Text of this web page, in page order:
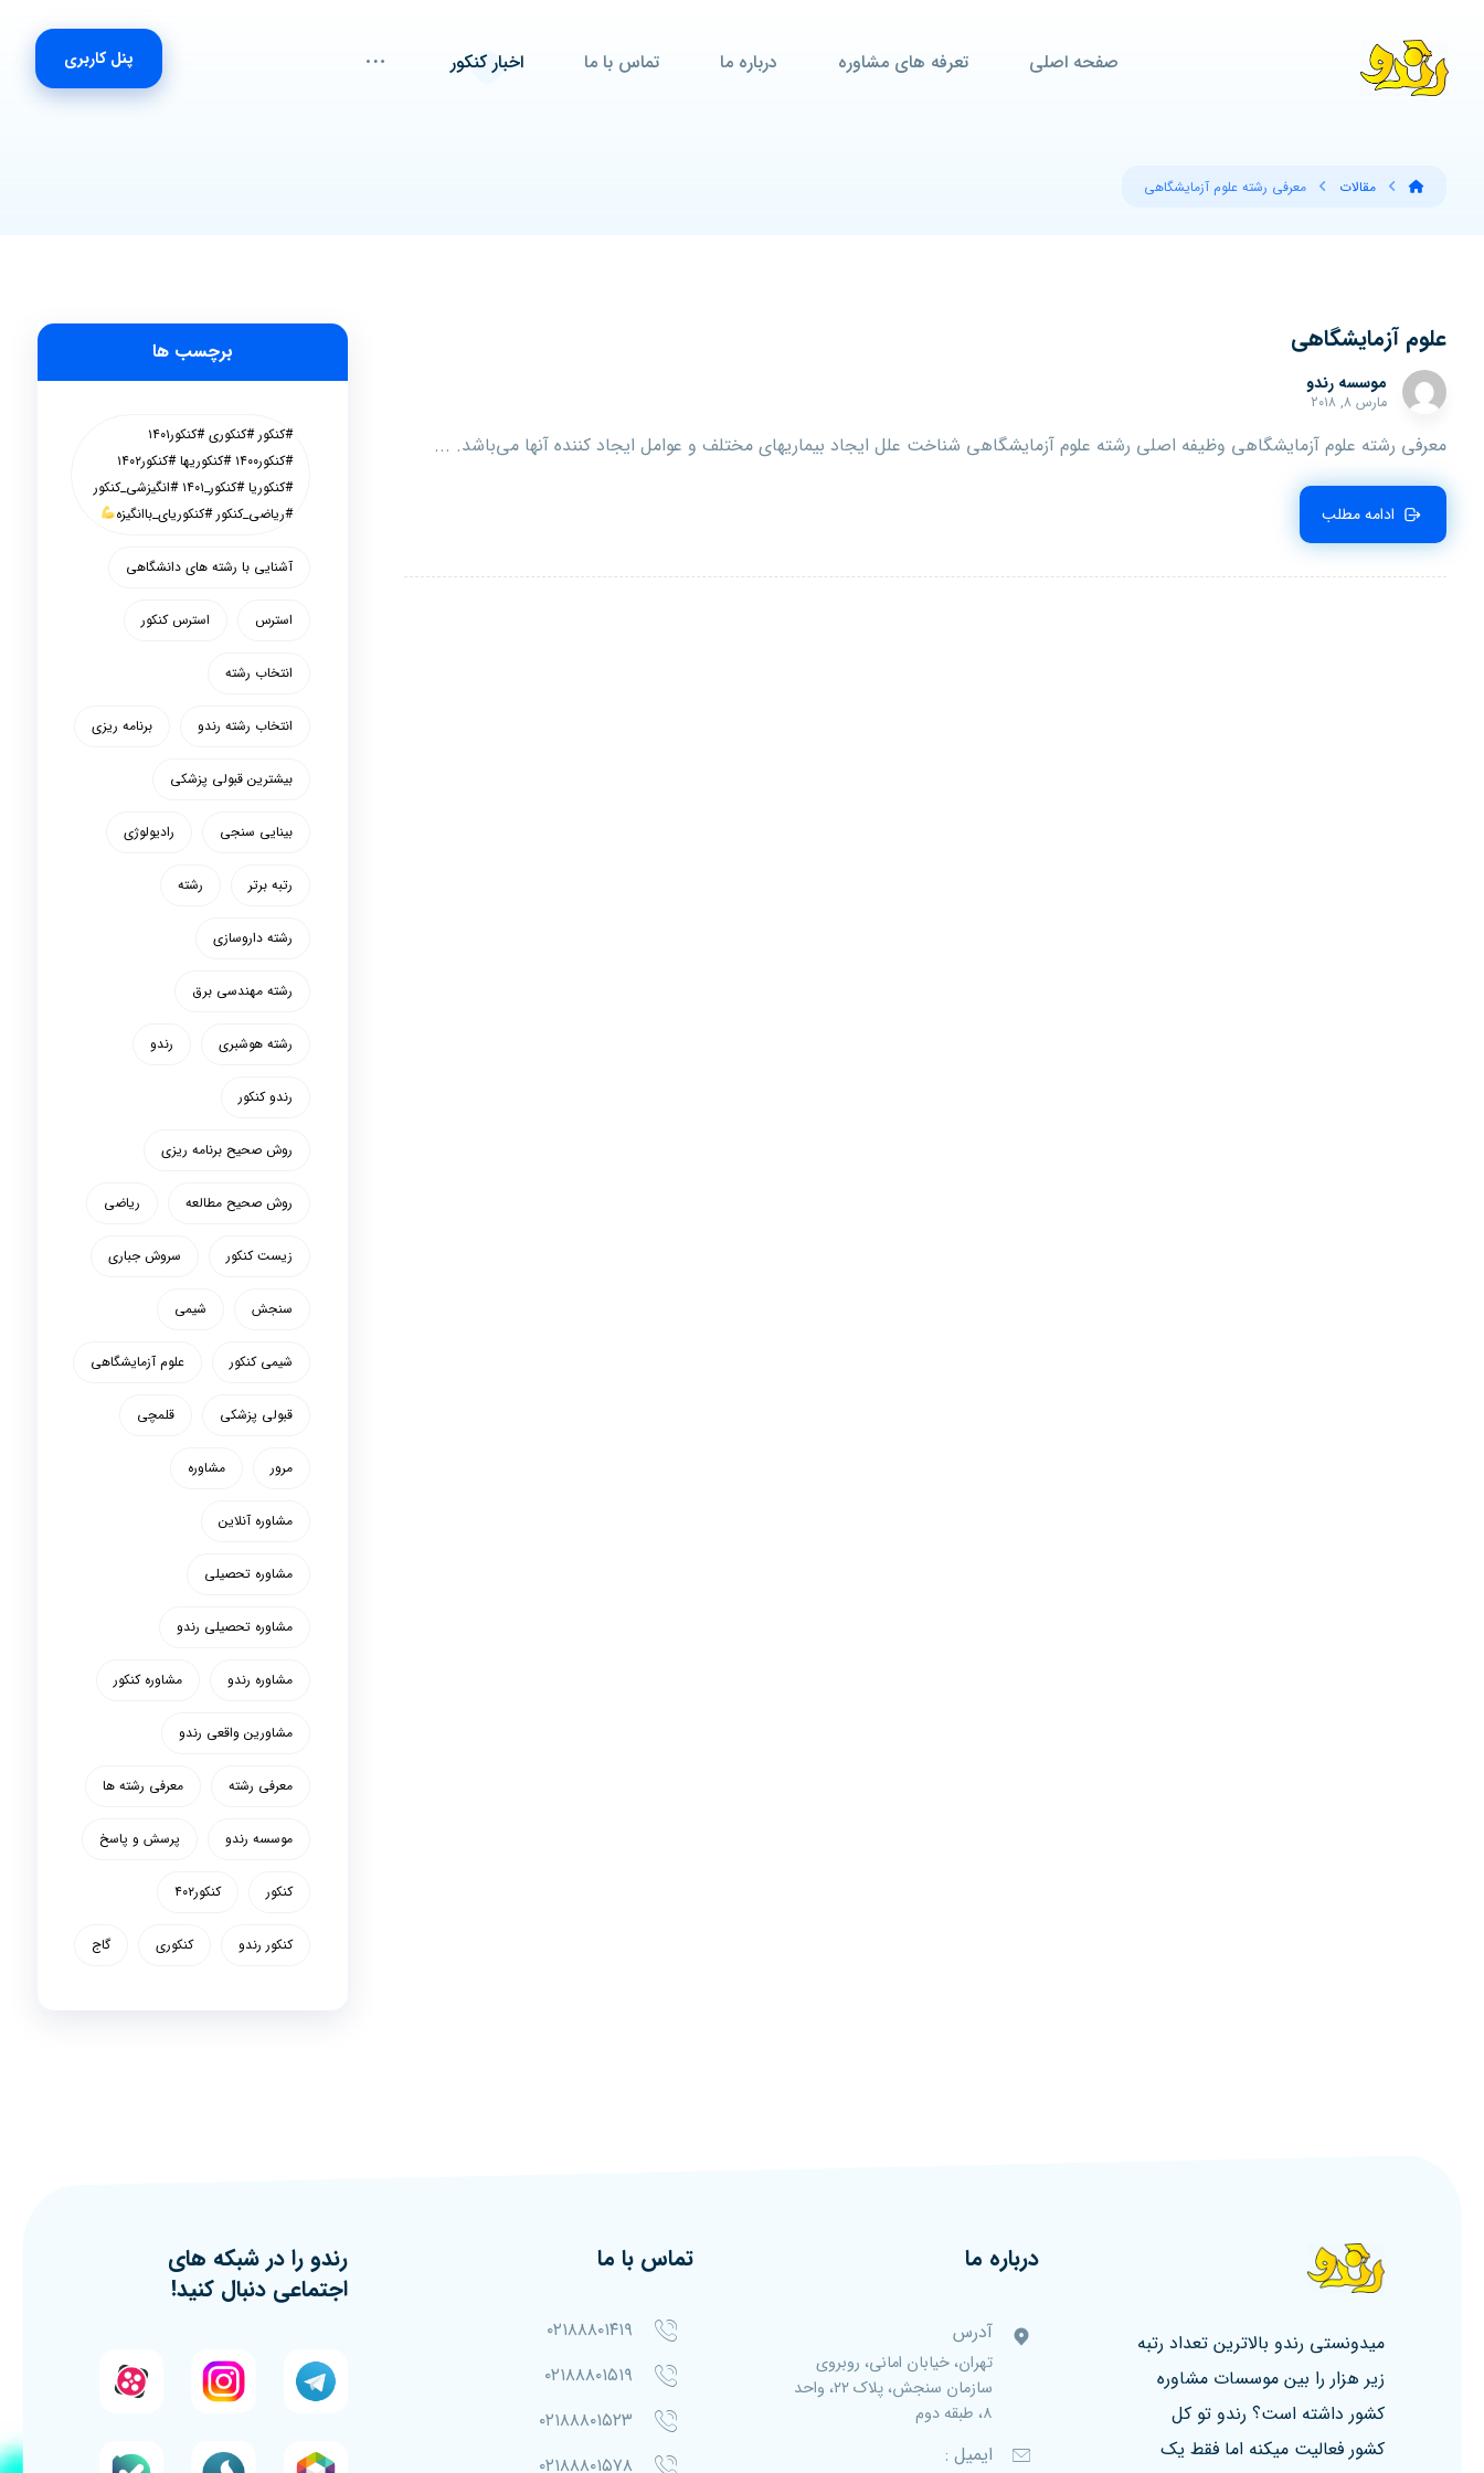
صفحه اصلی تعرفه های مشاوره درباره ما تماس با ما اخبار کنکور پنل کاربری
مقالات معرفی رشته علوم آزمایشگاهی
علوم آزمایشگاهی
موسسه رندو
مارس ۸, ۲۰۱۸
معرفی رشته علوم آزمایشگاهی وظیفه اصلی رشته علوم آزمایشگاهی شناخت علل ایجاد بیماریهای مختلف و عوامل ایجاد کننده آنها می‌باشد. ...
ادامه مطلب
برچسب ها
#کنکور #کنکوری #کنکور۱۴۰۱
#کنکور۱۴۰۰ #کنکوریها #کنکور۱۴۰۲
#کنکوریا #کنکور_۱۴۰۱ #انگیزشی_کنکور
#ریاضی_کنکور #کنکوریای_باانگیزه
آشنایی با رشته های دانشگاهی
استرس استرس کنکور
انتخاب رشته
انتخاب رشته رندو برنامه ریزی
بیشترین قبولی پزشکی
بینایی سنجی رادیولوژی
رتبه برتر رشته
رشته داروسازی
رشته مهندسی برق
رشته هوشبری رندو
رندو کنکور
روش صحیح برنامه ریزی
روش صحیح مطالعه ریاضی
زیست کنکور سروش جباری
سنجش شیمی
شیمی کنکور علوم آزمایشگاهی
قبولی پزشکی قلمچی
مرور مشاوره
مشاوره آنلاین
مشاوره تحصیلی
مشاوره تحصیلی رندو
مشاوره رندو مشاوره کنکور
مشاورین واقعی رندو
معرفی رشته معرفی رشته ها
موسسه رندو پرسش و پاسخ
کنکور کنکور۴۰۲
کنکور رندو کنکوری گاج
میدونستی رندو بالاترین تعداد رتبه
زیر هزار را بین موسسات مشاوره
کشور داشته است؟ رندو تو کل
کشور فعالیت میکنه اما فقط یک
درباره ما
آدرس
تهران، خیابان امانی، روبروی
سازمان سنجش، پلاک ۲۲، واحد
۸، طبقه دوم
ایمیل :
تماس با ما
۰۲۱۸۸۸۰۱۴۱۹
۰۲۱۸۸۸۰۱۵۱۹
۰۲۱۸۸۸۰۱۵۲۳
۰۲۱۸۸۸۰۱۵۷۸
رندو را در شبکه های
اجتماعی دنبال کنید!